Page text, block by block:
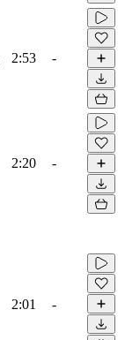
2:53 -
2:20 -
2:01 -